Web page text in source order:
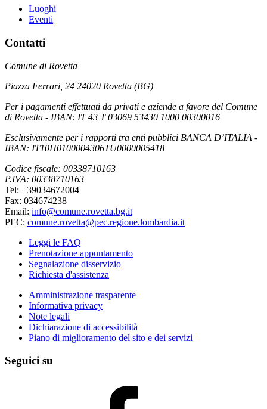
Luoghi
Eventi
Contatti
Comune di Rovetta
Piazza Ferrari, 24 24020 Rovetta (BG)
Per i pagamenti effettuati da privati e aziende a favore del Comune
di Rovetta - IBAN: IT 43 T 03069 53430 1000 00300016
Esclusivamente per i rapporti tra enti pubblici BANCA D’ITALIA -
IBAN: IT10H0100004306TU0000005418
Codice fiscale: 00338710163
P.IVA: 00338710163
Tel: +39034672004
Fax: 034674238
Email: info@comune.rovetta.bg.it
PEC: comune.rovetta@pec.regione.lombardia.it
Leggi le FAQ
Prenotazione appuntamento
Segnalazione disservizio
Richiesta d'assistenza
Amministrazione trasparente
Informativa privacy
Note legali
Dichiarazione di accessibilità
Piano di miglioramento del sito e dei servizi
Seguici su